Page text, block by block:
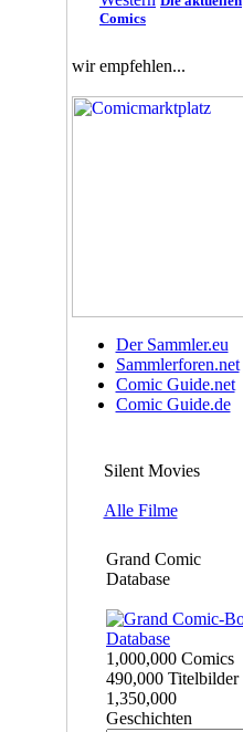
Comics
wir empfehlen...
Der Sammler.eu
Sammlerforen.net
Comic Guide.net
Comic Guide.de
Silent Movies
Alle Filme
Grand Comic
Database
1,000,000 Comics
490,000 Titelbilder
1,350,000
Geschichten